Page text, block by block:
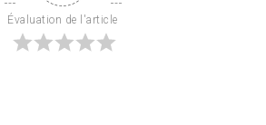
Évaluation de l'article